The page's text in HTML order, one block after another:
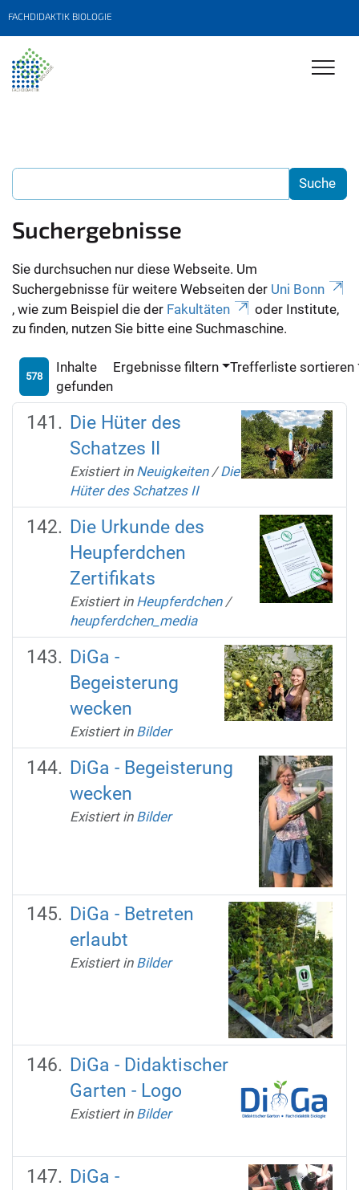
FACHDIDAKTIK BIOLOGIE
Suchergebnisse
Sie durchsuchen nur diese Webseite. Um
Suchergebnisse für weitere Webseiten der Uni Bonn
, wie zum Beispiel die der Fakultäten
oder Institute,
zu finden, nutzen Sie bitte eine Suchmaschine.
578
Inhalte
gefunden
Ergebnisse filtern Trefferliste sortieren
Die Hüter des
Schatzes II
Existiert in Neuigkeiten /Die
Hüter des Schatzes II
Die Urkunde des
Heupferdchen
Zertifikats
Existiert in Heupferdchen /
heupferdchen_media
DiGa -
Begeisterung
wecken
Existiert in Bilder
DiGa - Begeisterung
wecken
Existiert in Bilder
DiGa - Betreten
erlaubt
Existiert in Bilder
DiGa - Didaktischer
Garten - Logo
Existiert in Bilder
DiGa -